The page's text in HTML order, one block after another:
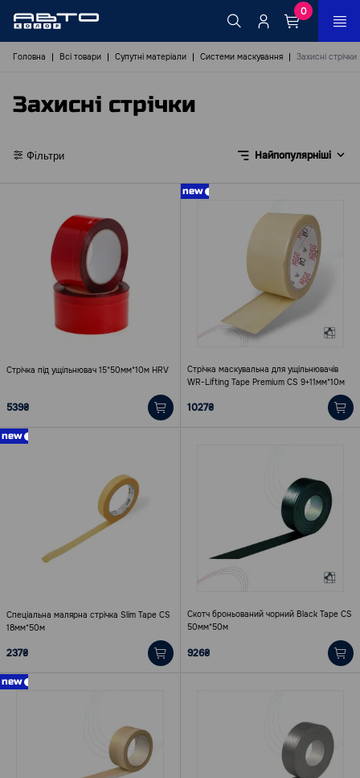
0
Головна Всі товари Супутні матеріали Системи маскування Захисні стрічки
Захисні стрічки
Фільтри Найпопулярніші
Стрічка під ущільнювач 15*50мм*10м HRV
539₴
new
Стрічка маскувальна для ущільнювачів
WR-Lifting Tape Premium CS 9+11мм*10м
1027₴
new
Спеціальна малярна стрічка Slim Tape CS
18мм*50м
237₴
Скотч броньований чорний Black Tape CS
50мм*50м
926₴
new